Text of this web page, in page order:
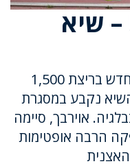
– שיא
סיון אוירבך קבעה שיא ישראל חדש בריצת 1,500
דקות. השיא נקבע במסגרת
אוירבך, סיימה
הרבה אופטימות